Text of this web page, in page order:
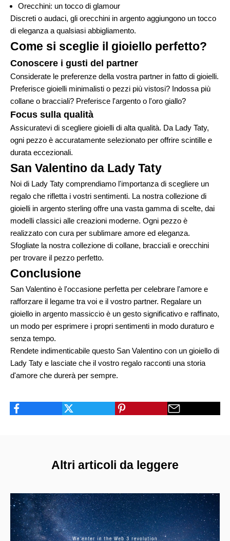
Orecchini: un tocco di glamour
Discreti o audaci, gli orecchini in argento aggiungono un tocco
di eleganza a qualsiasi abbigliamento.
Come si sceglie il gioiello perfetto?
Conoscere i gusti del partner
Considerate le preferenze della vostra partner in fatto di gioielli.
Preferisce gioielli minimalisti o pezzi più vistosi? Indossa più
collane o bracciali? Preferisce l'argento o l'oro giallo?
Focus sulla qualità
Assicuratevi di scegliere gioielli di alta qualità. Da Lady Taty,
ogni pezzo è accuratamente selezionato per offrire scintille e
durata eccezionali.
San Valentino da Lady Taty
Noi di Lady Taty comprendiamo l'importanza di scegliere un
regalo che rifletta i vostri sentimenti. La nostra collezione di
gioielli in argento sterling offre una vasta gamma di scelte, dai
modelli classici alle creazioni moderne. Ogni pezzo è
realizzato con cura per sublimare amore ed eleganza.
Sfogliate la nostra collezione di collane, bracciali e orecchini
per trovare il pezzo perfetto.
Conclusione
San Valentino è l'occasione perfetta per celebrare l'amore e
rafforzare il legame tra voi e il vostro partner. Regalare un
gioiello in argento massiccio è un gesto significativo e raffinato,
un modo per esprimere i propri sentimenti in modo duraturo e
senza tempo.
Rendete indimenticabile questo San Valentino con un gioiello di
Lady Taty e lasciate che il vostro regalo racconti una storia
d'amore che durerà per sempre.
Altri articoli da leggere